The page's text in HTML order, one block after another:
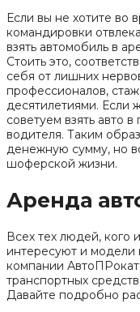
Если вы не хотите во
командировки
взять автомобиль в
Стоить это,
себя от лишних
профессионалов,
десятилетиями. Если
советуем взять авто
водителя. Таким
денежную сумму, но
шоферской жизни.
Аренда
Всех тех людей, кого
интересуют и модели
компании АвтоПРокат
транспортных
Давайте подробно